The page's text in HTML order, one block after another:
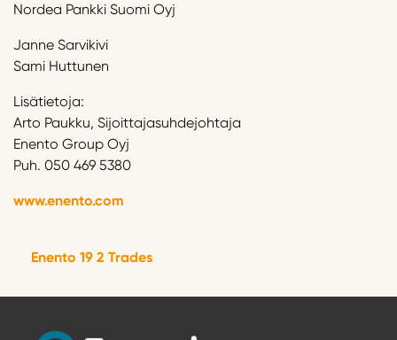
Nordea Pankki Suomi Oyj
Janne Sarvikivi
Sami Huttunen
Lisätietoja:
Arto Paukku, Sijoittajasuhdejohtaja
Enento Group Oyj
Puh. 050 469 5380
www.enento.com
Enento 19 2 Trades